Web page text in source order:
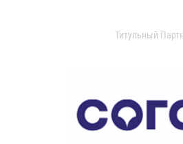
Титульный